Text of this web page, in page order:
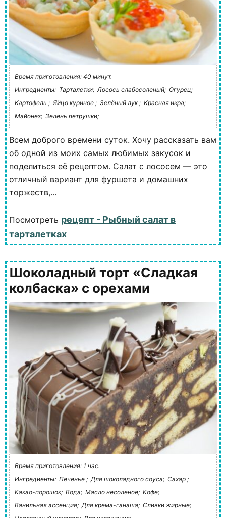
Время приготовления: 40 минут.
Ингредиенты: Тарталетки; Лосось слабосоленый; Огурец;
Картофель ; Яйцо куриное ; Зелёный лук ; Красная икра;
Майонез; Зелень петрушки;
Всем доброго времени суток. Хочу рассказать вам
об одной из моих самых любимых закусок и
поделиться её рецептом. Салат с лососем — это
отличный вариант для фуршета и домашних
торжеств,...
Посмотреть рецепт - Рыбный салат в
тарталетках
Шоколадный торт «Сладкая
колбаска» с орехами
Время приготовления: 1 час.
Ингредиенты: Печенье ; Для шоколадного соуса; Сахар ;
Какао-порошок; Вода; Масло несоленое; Кофе;
Ванильная эссенция; Для крема-ганаша; Сливки жирные;